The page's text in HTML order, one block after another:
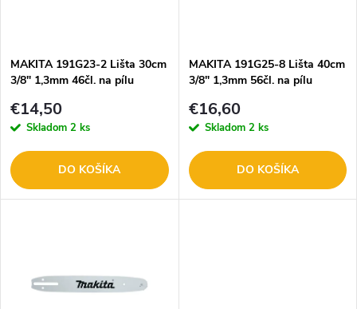
e
p
r
o
s
p
r
o
MAKITA 191G23-2 Lišta 30cm
3/8" 1,3mm 46čl. na pílu
€14,50
Skladom 2 ks
DO KOŠÍKA
MAKITA 191G25-8 Lišta 40cm
3/8" 1,3mm 56čl. na pílu
€16,60
Skladom 2 ks
DO KOŠÍKA